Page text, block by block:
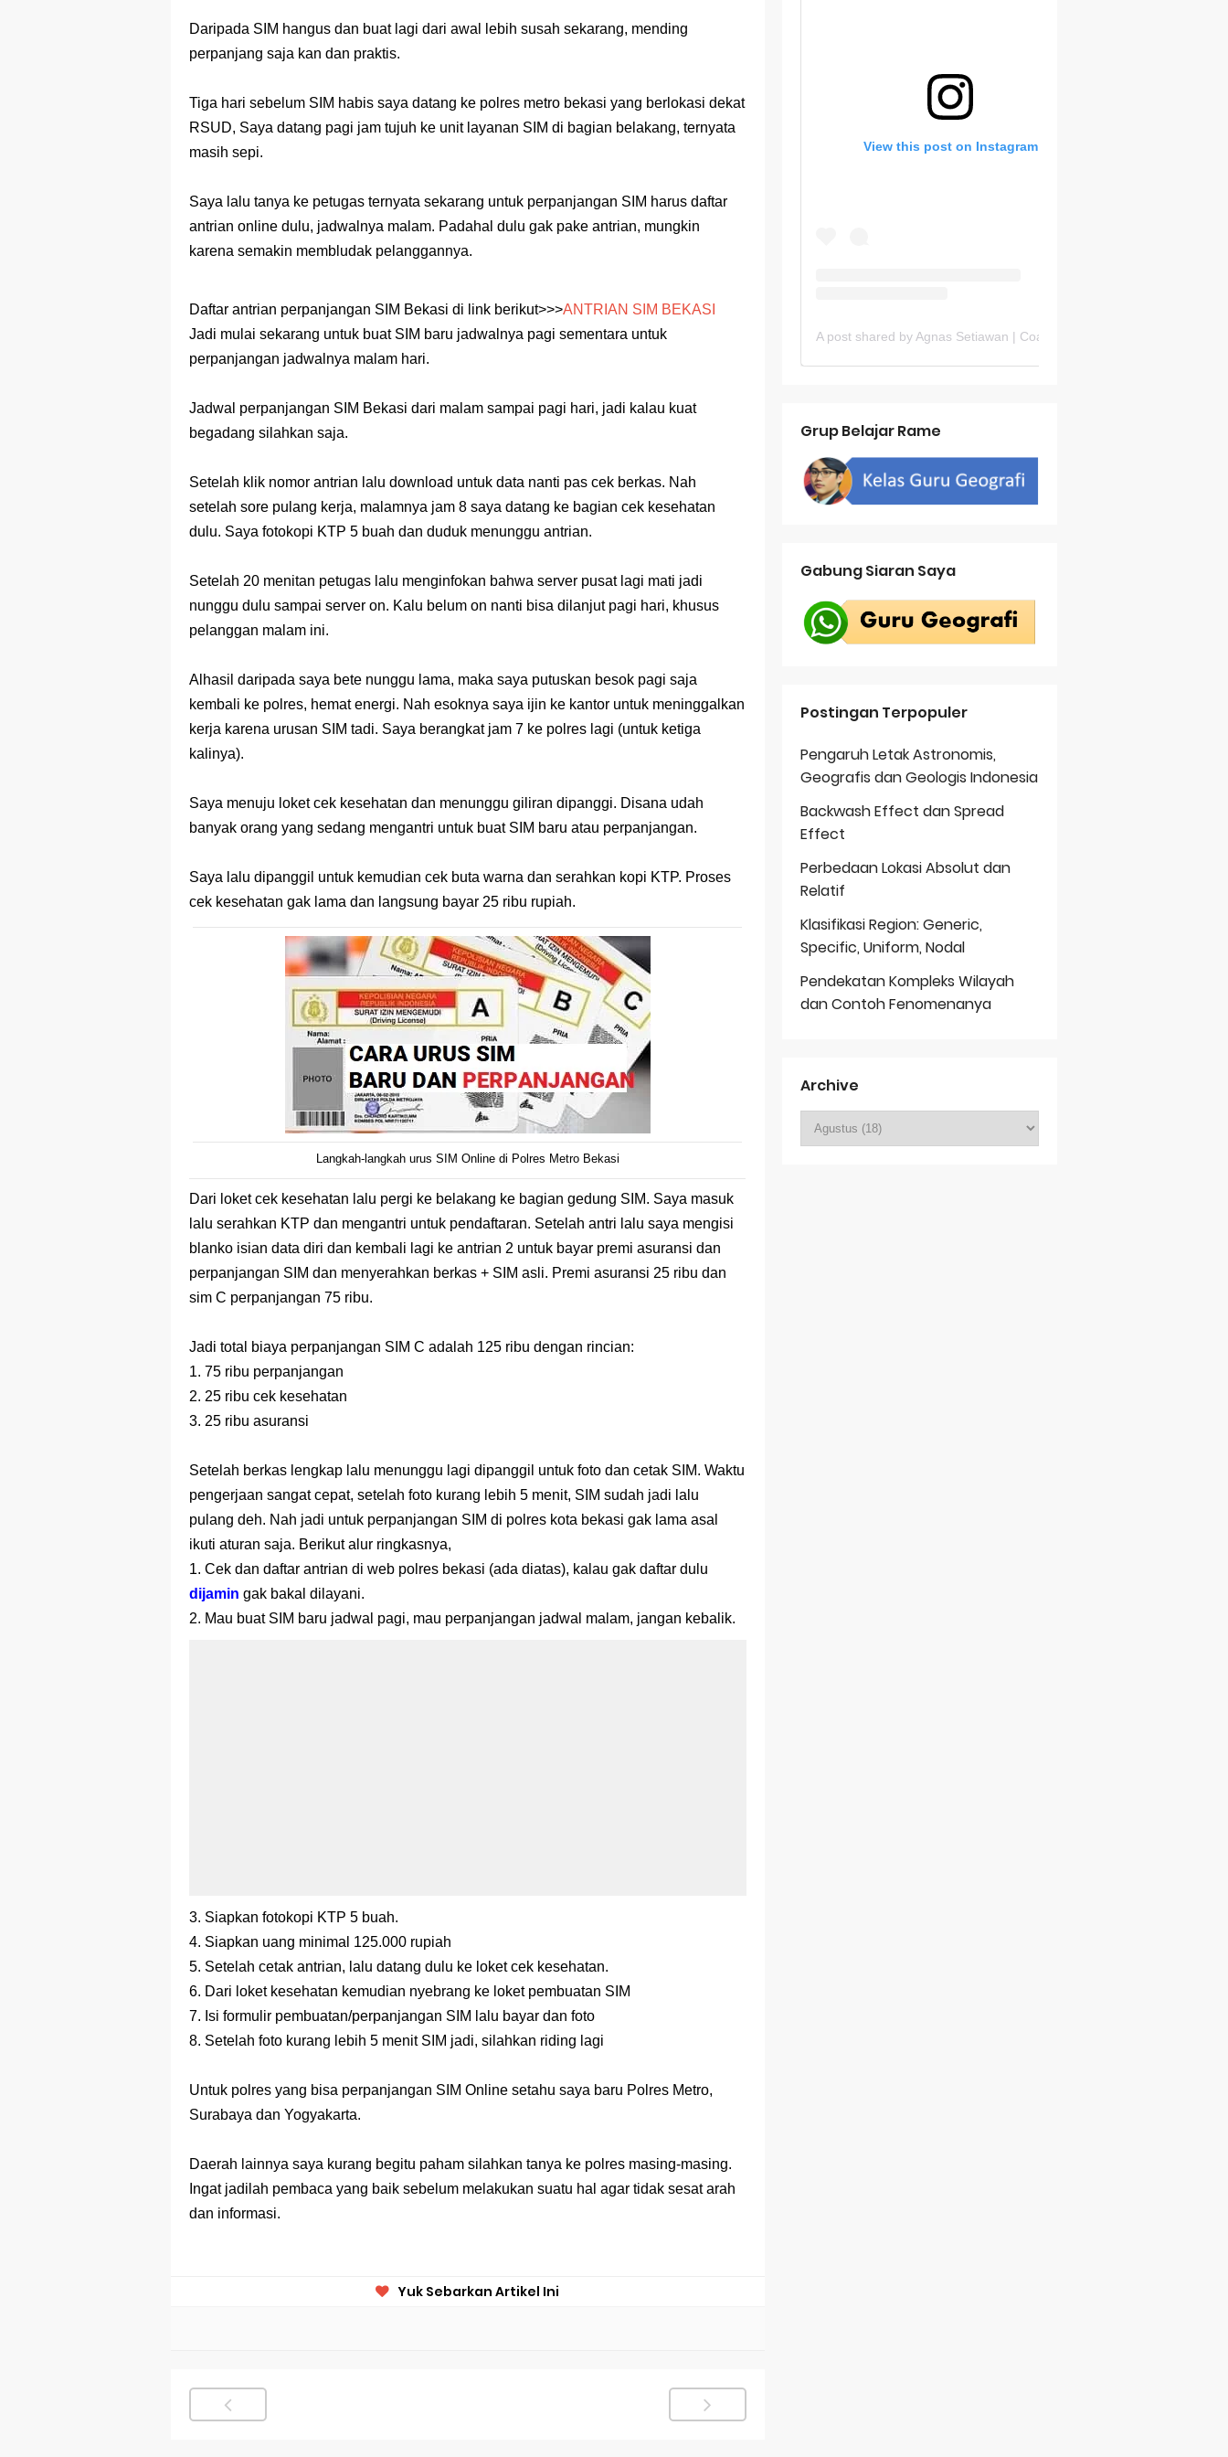
Latihan Soal TKA Geografi 2025 Topik Analisa Informasi Geospasial
STOP Belajar Geografi Pakai Cara Lama! 😤 TKA 2025 Beda Level. Kuasai 150 Bank Soal HOTS Sekarang!
Ebook Prediksi 150 Soal TKA Geografi 2025 + Kunci Jawaban
Menjadi Pengajar Jaman Sekarang Makin Berat
Daripada SIM hangus dan buat lagi dari awal lebih susah sekarang, mending
perpanjang saja kan dan praktis.
Tiga hari sebelum SIM habis saya datang ke polres metro bekasi yang berlokasi dekat
RSUD, Saya datang pagi jam tujuh ke unit layanan SIM di bagian belakang, ternyata
masih sepi.
Saya lalu tanya ke petugas ternyata sekarang untuk perpanjangan SIM harus daftar
antrian online dulu, jadwalnya malam. Padahal dulu gak pake antrian, mungkin
karena semakin membludak pelanggannya.
Daftar antrian perpanjangan SIM Bekasi di link berikut>>>ANTRIAN SIM BEKASI
Jadi mulai sekarang untuk buat SIM baru jadwalnya pagi sementara untuk
perpanjangan jadwalnya malam hari.
Jadwal perpanjangan SIM Bekasi dari malam sampai pagi hari, jadi kalau kuat
begadang silahkan saja.
Setelah klik nomor antrian lalu download untuk data nanti pas cek berkas. Nah
setelah sore pulang kerja, malamnya jam 8 saya datang ke bagian cek kesehatan
dulu. Saya fotokopi KTP 5 buah dan duduk menunggu antrian.
Setelah 20 menitan petugas lalu menginfokan bahwa server pusat lagi mati jadi
nunggu dulu sampai server on. Kalu belum on nanti bisa dilanjut pagi hari, khusus
pelanggan malam ini.
Alhasil daripada saya bete nunggu lama, maka saya putuskan besok pagi saja
kembali ke polres, hemat energi. Nah esoknya saya ijin ke kantor untuk meninggalkan
kerja karena urusan SIM tadi. Saya berangkat jam 7 ke polres lagi (untuk ketiga
kalinya).
Saya menuju loket cek kesehatan dan menunggu giliran dipanggi. Disana udah
banyak orang yang sedang mengantri untuk buat SIM baru atau perpanjangan.
Saya lalu dipanggil untuk kemudian cek buta warna dan serahkan kopi KTP. Proses
cek kesehatan gak lama dan langsung bayar 25 ribu rupiah.
Langkah-langkah urus SIM Online di Polres Metro Bekasi
Dari loket cek kesehatan lalu pergi ke belakang ke bagian gedung SIM. Saya masuk
lalu serahkan KTP dan mengantri untuk pendaftaran. Setelah antri lalu saya mengisi
blanko isian data diri dan kembali lagi ke antrian 2 untuk bayar premi asuransi dan
perpanjangan SIM dan menyerahkan berkas + SIM asli. Premi asuransi 25 ribu dan
sim C perpanjangan 75 ribu.
Jadi total biaya perpanjangan SIM C adalah 125 ribu dengan rincian:
1. 75 ribu perpanjangan
2. 25 ribu cek kesehatan
3. 25 ribu asuransi
Setelah berkas lengkap lalu menunggu lagi dipanggil untuk foto dan cetak SIM. Waktu
pengerjaan sangat cepat, setelah foto kurang lebih 5 menit, SIM sudah jadi lalu
pulang deh. Nah jadi untuk perpanjangan SIM di polres kota bekasi gak lama asal
ikuti aturan saja. Berikut alur ringkasnya,
1. Cek dan daftar antrian di web polres bekasi (ada diatas), kalau gak daftar dulu
dijamin gak bakal dilayani.
2. Mau buat SIM baru jadwal pagi, mau perpanjangan jadwal malam, jangan kebalik.
3. Siapkan fotokopi KTP 5 buah.
4. Siapkan uang minimal 125.000 rupiah
5. Setelah cetak antrian, lalu datang dulu ke loket cek kesehatan.
6. Dari loket kesehatan kemudian nyebrang ke loket pembuatan SIM
7. Isi formulir pembuatan/perpanjangan SIM lalu bayar dan foto
8. Setelah foto kurang lebih 5 menit SIM jadi, silahkan riding lagi
Untuk polres yang bisa perpanjangan SIM Online setahu saya baru Polres Metro,
Surabaya dan Yogyakarta.
Daerah lainnya saya kurang begitu paham silahkan tanya ke polres masing-masing.
Ingat jadilah pembaca yang baik sebelum melakukan suatu hal agar tidak sesat arah
dan informasi.
Yuk Sebarkan Artikel Ini
View this post on Instagram
Grup Belajar Rame
Gabung Siaran Saya
Postingan Terpopuler
Pengaruh Letak Astronomis,
Geografis dan Geologis Indonesia
Backwash Effect dan Spread
Effect
Perbedaan Lokasi Absolut dan
Relatif
Klasifikasi Region: Generic,
Specific, Uniform, Nodal
Pendekatan Kompleks Wilayah
dan Contoh Fenomenanya
Archive